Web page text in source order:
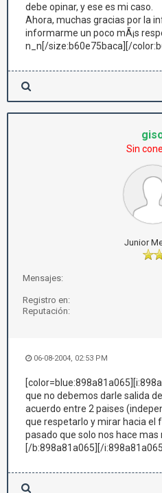
debe opinar, y ese es mi caso.
Ahora, muchas gracias por la
informarme un poco mÃ¡s
n_n[/size:b60e75baca][/
Sin
Junior
Mensajes:
Registro en:
Reputación:
06-08-2004, 02:53 PM
que no debemos darle salida
acuerdo entre 2 paises
que respetarlo y mirar hacia el
pasado que solo nos hace mas
[/b:898a81a065][/